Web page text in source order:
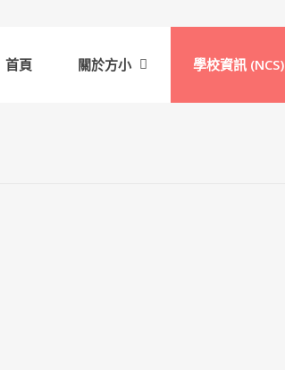
首頁 關於方小 學校資訊 (NCS)